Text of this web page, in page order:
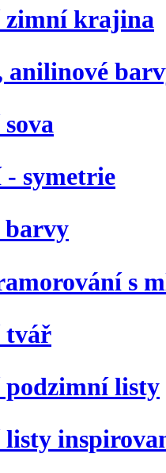
krajina
anilinové
symetrie
barvy
s
tvář
listy